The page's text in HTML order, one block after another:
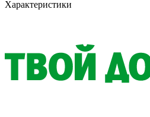
Характеристики